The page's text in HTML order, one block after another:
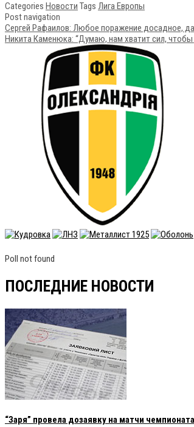
Categories Новости Tags Лига Европы
Post navigation
Сергей Рафаилов: Любое поражение досадное,
Никита Каменюка: “Думаю, нам хватит сил, чтобы
Poll not found
ПОСЛЕДНИЕ НОВОСТИ
“Заря” провела дозаявку на матчи